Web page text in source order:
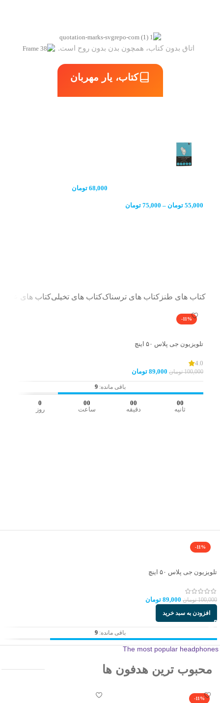
کتاب، یار مهربان
اتاق بدون کتاب، همچون بدن بدون روح است.
55,000 تومان –
75,000 تومان
68,000 تومان
کتاب های طنز کتاب های ترسناککتاب های تخیلیکتاب های
-11%
تلویزیون جی پلاس ۵۰ اینچ
4.0
100,000 تومان 89,000 تومان
باقی مانده: 9
0
روز
00
ساعت
00
دقیقه
00
ثانیه
-11%
تلویزیون جی پلاس ۵۰ اینچ
100,000 تومان 89,000 تومان
افزودن به سبد خرید
باقی مانده: 9
The most popular headphones
محبوب ترین هدفون ها
-11%